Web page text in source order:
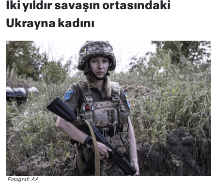
İki yıldır savaşın ortasındaki
Ukrayna kadını
Fotoğraf: AA